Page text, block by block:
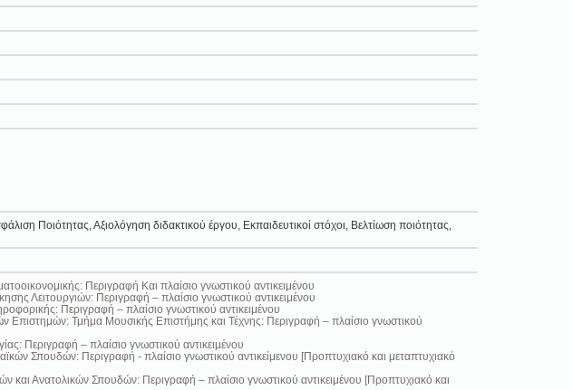
Ποιότητας, Αξιολόγηση διδακτικού έργου, Εκπαιδευτικοί στόχοι, Βελτίωση ποιότητας,
Περιγραφή Και πλαίσιο γνωστικού αντικειμένου
Λειτουργιών: Περιγραφή – πλαίσιο γνωστικού αντικειμένου
Περιγραφή – πλαίσιο γνωστικού αντικειμένου
Επιστημών: Τμήμα Μουσικής Επιστήμης και Τέχνης: Περιγραφή – πλαίσιο γνωστικού
Περιγραφή – πλαίσιο γνωστικού αντικειμένου
Σπουδών: Περιγραφή - πλαίσιο γνωστικού αντικείμενου [Προπτυχιακό και μεταπτυχιακό
και Ανατολικών Σπουδών: Περιγραφή – πλαίσιο γνωστικού αντικειμένου [Προπτυχιακό και